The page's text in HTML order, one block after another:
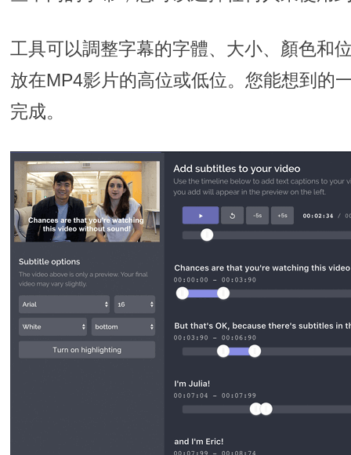
工具可以調整字幕的字體、大小、顏色和
放在MP4影片的高位或低位。您能想到的
完成。